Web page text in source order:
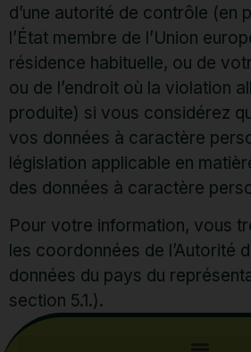
d’une autorité de contrôle (en
l’État membre de l’Union
résidence habituelle, ou de
ou de l’endroit où la violation
produite) si vous considérez
vos données à caractère
législation applicable en
des données à caractère
Pour votre information, vous
les coordonnées de l’Autorité
données du pays du
section 5.1.).